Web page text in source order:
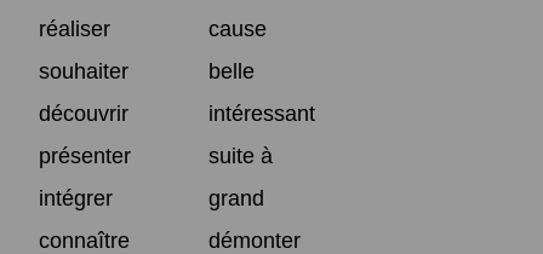
réaliser
cause
souhaiter
belle
découvrir
intéressant
présenter
suite à
intégrer
grand
connaître
démonter